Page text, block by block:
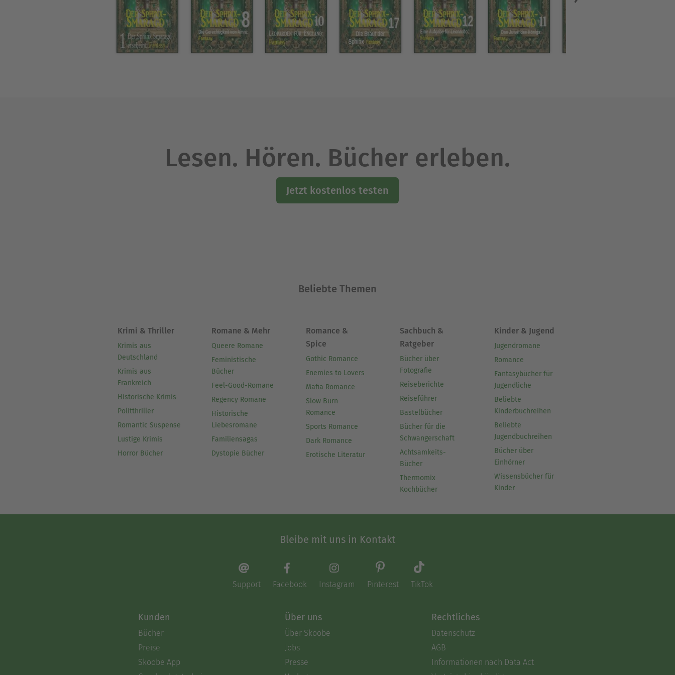
Lesen. Hören. Bücher erleben.
Jetzt kostenlos testen
Beliebte Themen
Krimi & Thriller
Krimis aus
Deutschland
Krimis aus
Frankreich
Historische Krimis
Politthriller
Romantic Suspense
Lustige Krimis
Horror Bücher
Romane & Mehr
Queere Romane
Feministische
Bücher
Feel-Good-Romane
Regency Romane
Historische
Liebesromane
Familiensagas
Dystopie Bücher
Romance &
Spice
Gothic Romance
Enemies to Lovers
Mafia Romance
Slow Burn
Romance
Sports Romance
Dark Romance
Erotische Literatur
Sachbuch &
Ratgeber
Bücher über
Fotografie
Reiseberichte
Reiseführer
Bastelbücher
Bücher für die
Schwangerschaft
Achtsamkeits-
Bücher
Thermomix
Kochbücher
Kinder & Jugend
Jugendromane
Romance
Fantasybücher für
Jugendliche
Beliebte
Kinderbuchreihen
Beliebte
Jugendbuchreihen
Bücher über
Einhörner
Wissensbücher für
Kinder
Bleibe mit uns in Kontakt
Support Facebook Instagram Pinterest TikTok
Kunden
Bücher
Preise
Skoobe App
Über uns
Über Skoobe
Jobs
Presse
Rechtliches
Datenschutz
AGB
Informationen nach Data Act